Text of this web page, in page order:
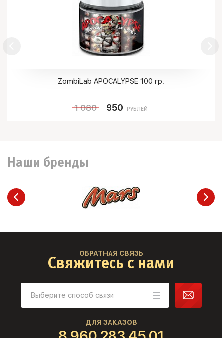
ZombiLab APOCALYPSE 100 гр.
1 080 950 РУБЛЕЙ
Наши бренды
ОБРАТНАЯ СВЯЗЬ
Свяжитесь с нами
ДЛЯ ЗАКАЗОВ